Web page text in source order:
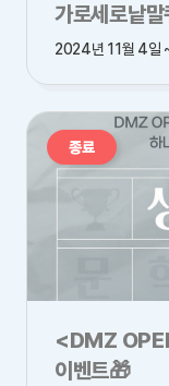
가로세로낱
2024년 11월 4일
종료
<DMZ
이벤트🎁